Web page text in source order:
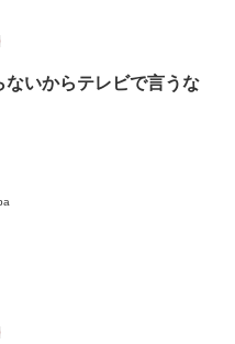
いからテレビで言うな